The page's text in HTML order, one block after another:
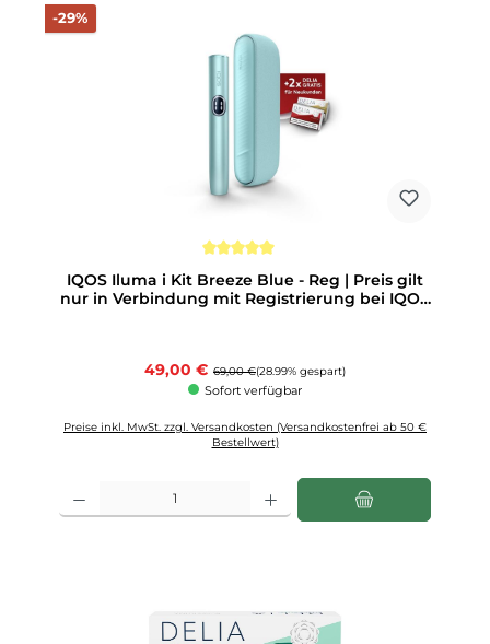
-29%Rabatt
IQOS Iluma i Kit Breeze Blue - Reg | Preis gilt
nur in Verbindung mit Registrierung bei IQOS
Verkaufspreis:
49,00 € Regulärer Preis:
69,00 €(28.99% gespart)
Sofort verfügbar
Preise inkl. MwSt. zzgl. Versandkosten (Versandkostenfrei ab 50 €
Bestellwert)